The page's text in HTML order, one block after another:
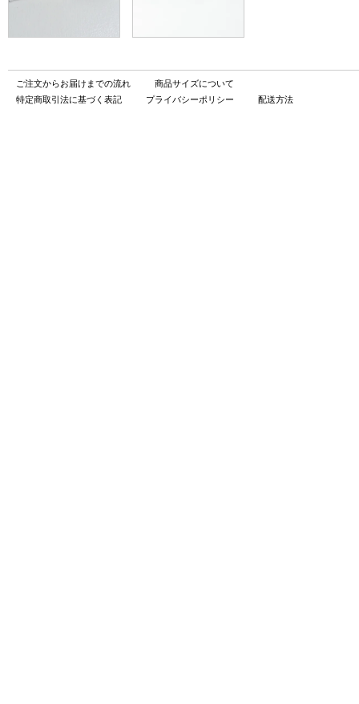
ご注文からお届けまでの流れ
商品サイズについて
特定商取引法に基づく表記
プライバシーポリシー 配送方法